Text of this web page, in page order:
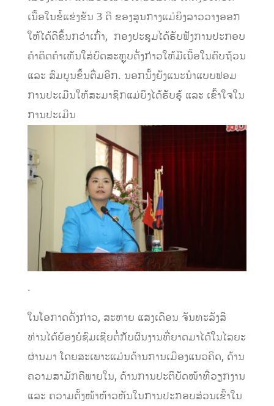
ເນື້ອໃນຂໍ້ແຂ່ງຂັນ 3 ດີ ຂອງສູນກາງແມ່ຍິງລາວວາງອອກ
ໃຫ້ໄດ້ດີຂຶ້ນກວ່າເກົ່າ, ​ ກອງປະຊຸມໄດ້ຮັບຟັງການປະກອບ
ຄໍາຄິດຄໍາເຫັນໃສ່ບົດສະຫຼຸບດັ່ງກ່າວໃຫ້ມີເນື້ອໃນຄົບຖ້ວນ
ແລະ ສົມບູນຂຶ້ນຕື່ມອີກ. ນອກນັ້ງຍັງແນະນໍາແບບຟອມ
ການປະເມີນໃຫ້ສະມາຊິກແມ່ຍິງໄດ້ຮັບຮູ້ ແລະ ເຂົ້າໃຈໃນ
ການປະເມີນ
.
​ໃນ​ໂອກາດດັ່ງກ່າວ, ສະຫາຍ ແສງເດືອນ ຈັນທະລັງສີ
ທ່ານ​ໄດ້​ຍ້ອງຍໍ​ຊົມ​ເຊີຍ​ຕໍ່​ກັບ​ຜົນງານ​ທີ່​ຍາດ​ມາ​ໄດ້​ໃນ​ໄລຍະ​
ຜ່ານ​ມາ ​ໂດຍ​ສະ​ເພາະ​ແມ່ນ​ດ້ານ​ການ​ເມືອງ​​ແນວ​ຄິດ, ດ້ານ​
ຄວາມ​ສາມັກຄີ​ພາຍ​ໃນ, ດ້ານ​ການ​ປະຕິບັດ​ໜ້າ​ທີ່ວຽກ​ງານ
​ແລະ ​ຄວາມ​ຕັ້ງໜ້າຫ້າວຫັນ​ໃນ​ການ​ປະກອບສ່ວນ​ເຂົ້າ​ໃນ​